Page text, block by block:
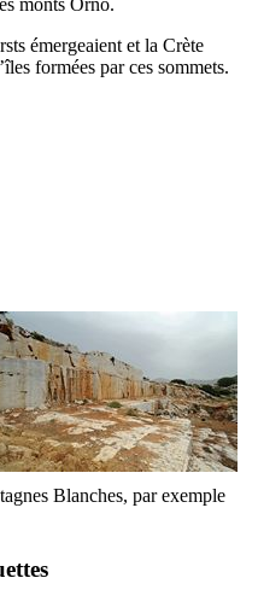
émergeaient et la Crète
formées par ces sommets.
Blanches, par exemple